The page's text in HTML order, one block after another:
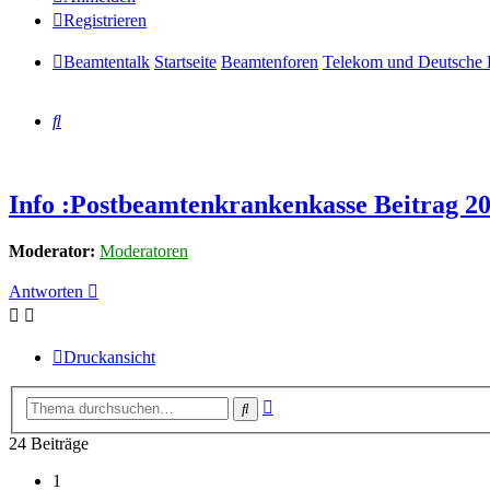
Registrieren
Beamtentalk Startseite Beamtenforen Telekom und Deutsche
Suche
Info :Postbeamtenkrankenkasse Beitrag
Moderator: Moderatoren
Antworten
Druckansicht
Suche
24 Beiträge
1